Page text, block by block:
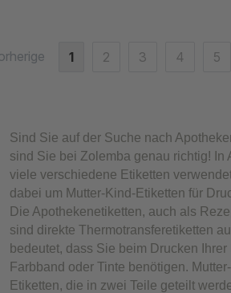
1 2 3 4 5
Sind Sie auf der Suche nach
sind Sie bei Zolemba genau richtig! In
viele verschiedene Etiketten
dabei um Mutter-Kind-Etiketten für
Die Apothekenetiketten, auch als
sind direkte Thermotransferetiketten
bedeutet, dass Sie beim Drucken
Farbband oder Tinte benötigen.
Etiketten, die in zwei Teile geteilt